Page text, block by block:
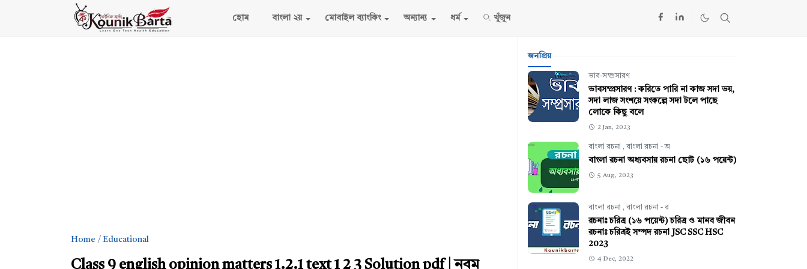
হোম বাংলা ২য় মোবাইল ব্যাংকিং অন্যান্য ধর্ম খুঁজুন
Home Educational
Class 9 english opinion matters 1.2.1 text 1 2 3 Solution pdf | নবম
জনপ্রিয়
ভাব-সম্প্রসারণ
ভাবসম্প্রসারণ : করিতে পারি না কাজ সদা ভয়,
সদা লাজ সংশয়ে সংকল্পে সদা টলে পাছে
লোকে কিছু বলে
2 Jan, 2023
বাংলা রচনা , বাংলা রচনা - অ
বাংলা রচনা অধ্যবসায় রচনা ছোট (১৬ পয়েন্ট)
5 Aug, 2023
বাংলা রচনা , বাংলা রচনা - র
রচনাঃ চরিত্র (১৬ পয়েন্ট) চরিত্র ও মানব জীবন
রচনাঃ চরিত্রই সম্পদ রচনা JSC SSC HSC
2023
4 Dec, 2022